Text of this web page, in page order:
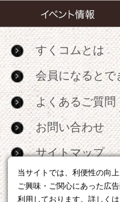
当サイトでは、利便性の向
ご興味・ご関心にあった広
利用しております。詳しく
すくコムとは
会員になるとで
よくあるご質問
お問い合わせ
サイトマップ
RSS